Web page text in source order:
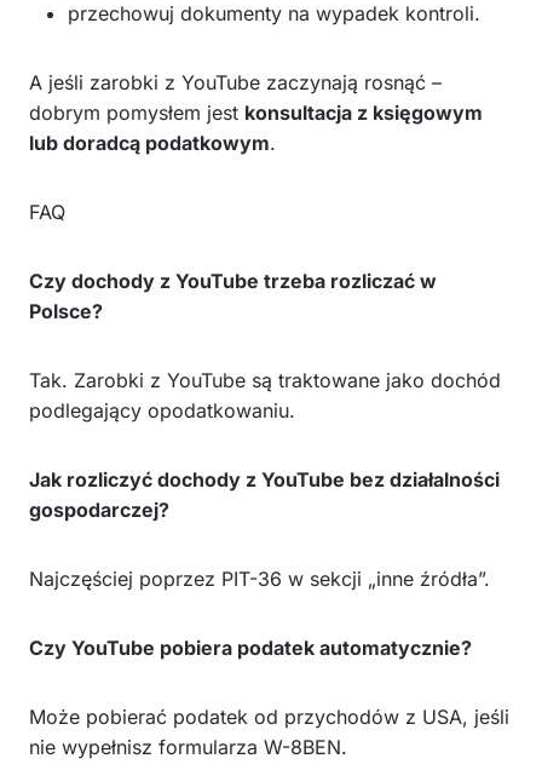
przechowuj dokumenty na wypadek kontroli.
A jeśli zarobki z YouTube zaczynają rosnąć –
dobrym pomysłem jest konsultacja z księgowym
lub doradcą podatkowym.
FAQ
Czy dochody z YouTube trzeba rozliczać w
Polsce?
Tak. Zarobki z YouTube są traktowane jako dochód
podlegający opodatkowaniu.
Jak rozliczyć dochody z YouTube bez działalności
gospodarczej?
Najczęściej poprzez PIT-36 w sekcji „inne źródła”.
Czy YouTube pobiera podatek automatycznie?
Może pobierać podatek od przychodów z USA, jeśli
nie wypełnisz formularza W-8BEN.